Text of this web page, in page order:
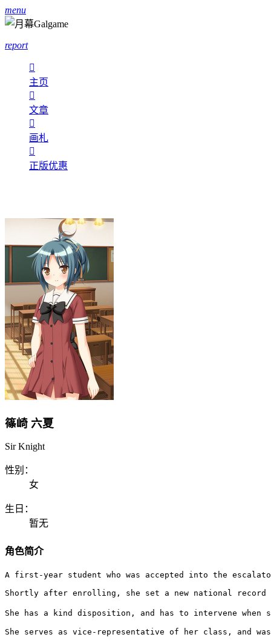
menu
report

主页

文章

画札

正版优惠
篠崎 六夏
Sir Knight
性别：
女
生日：
暂无
角色简介
A first-year student who was accepted into the
Shortly after enrolling, she set a new national record
She has a kind disposition, and has to intervene when
She serves as vice-representative of her class, and